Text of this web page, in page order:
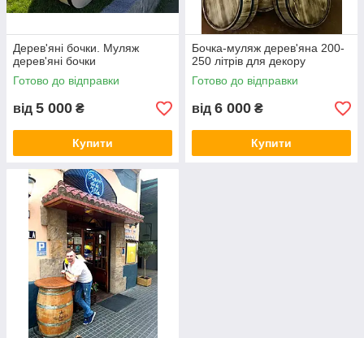
Дерев'яні бочки. Муляж
дерев'яні бочки
Готово до відправки
від 5 000 ₴
Купити
Бочка-муляж дерев'яна 200-
250 літрів для декору
Готово до відправки
від 6 000 ₴
Купити